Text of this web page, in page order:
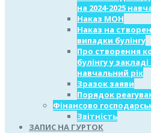
на 2024-2025
Наказ МОН
Наказ на
випадки булінгу
Про створення
булінгу у
навчальний рік
Зразок заяви
Порядок
Фінансово
Звітність
ЗАПИС НА ГУРТОК